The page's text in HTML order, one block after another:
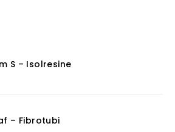
S – Isolresine
– Fibrotubi